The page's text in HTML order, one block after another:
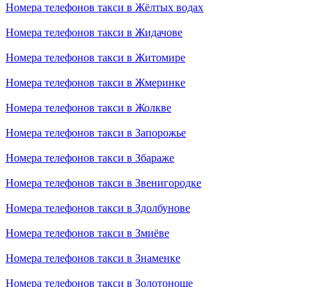
Номера телефонов такси в Жёлтых водах
Номера телефонов такси в Жидачове
Номера телефонов такси в Житомире
Номера телефонов такси в Жмеринке
Номера телефонов такси в Жолкве
Номера телефонов такси в Запорожье
Номера телефонов такси в Збараже
Номера телефонов такси в Звенигородке
Номера телефонов такси в Здолбунове
Номера телефонов такси в Змиёве
Номера телефонов такси в Знаменке
Номера телефонов такси в Золотоноше